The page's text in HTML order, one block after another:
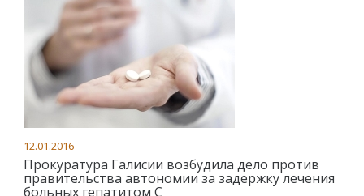
12.01.2016
Прокуратура Галисии возбудила дело против
правительства автономии за задержку лечения
больных гепатитом С